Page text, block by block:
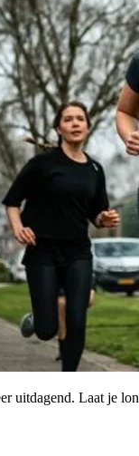
uitdagend. Laat je